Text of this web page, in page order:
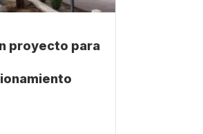
proyecto para